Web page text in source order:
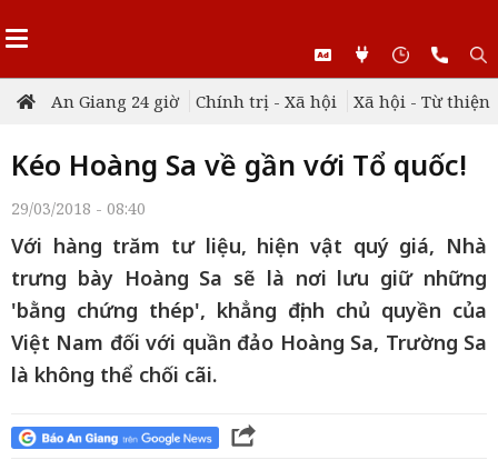
An Giang 24 giờ Chính trị - Xã hội Xã hội - Từ thiện
Kéo Hoàng Sa về gần với Tổ quốc!
29/03/2018 - 08:40
Với hàng trăm tư liệu, hiện vật quý giá, Nhà
trưng bày Hoàng Sa sẽ là nơi lưu giữ những
'bằng chứng thép', khẳng định chủ quyền của
Việt Nam đối với quần đảo Hoàng Sa, Trường Sa
là không thể chối cãi.